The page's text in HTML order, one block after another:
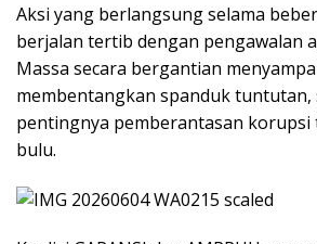
Aksi yang berlangsung selama
berjalan tertib dengan pengawalan
Massa secara bergantian
membentangkan spanduk
pentingnya pemberantasan korupsi
bulu.